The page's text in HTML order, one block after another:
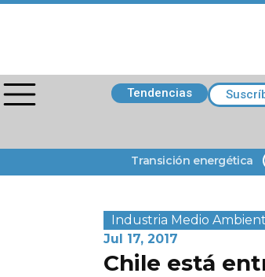
Tendencias
Transición energética
Industria Medio
Jul 17, 2017
Chile está